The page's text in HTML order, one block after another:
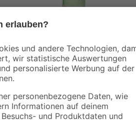
Estrichkleber
"greenline" 1 kg
17,79 € / Kilogramm